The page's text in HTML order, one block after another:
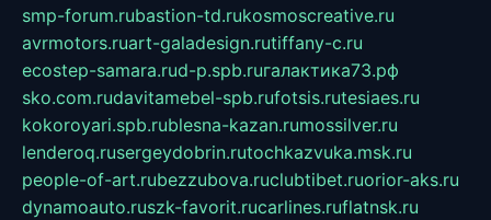
smp-forum.rubastion-td.rukosmoscreative.ru
avrmotors.ruart-galadesign.rutiffany-c.ru
ecostep-samara.rud-p.spb.ruгалактика73.рф
sko.com.rudavitamebel-spb.rufotsis.rutesiaes.ru
kokoroyari.spb.rublesna-kazan.rumossilver.ru
lenderoq.rusergeydobrin.rutochkazvuka.msk.ru
people-of-art.rubezzubova.ruclubtibet.ruorior-aks.ru
dynamoauto.ruszk-favorit.rucarlines.ruflatnsk.ru